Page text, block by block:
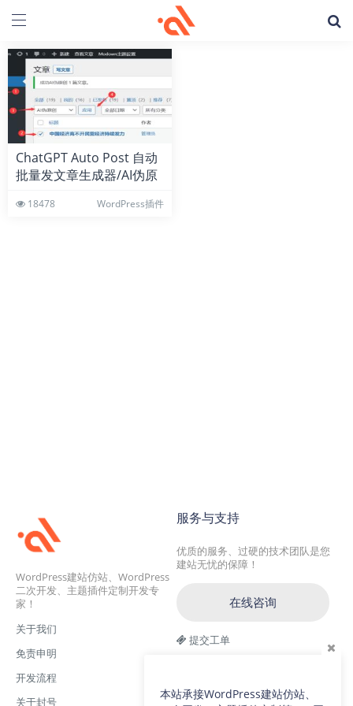
ChatGPT Auto Post 自动
批量发文章生成器/AI伪原
18478 WordPress插件
WordPress建站仿站、WordPress
二次开发、主题插件定制开发专
家！
关于我们
免责申明
开发流程
关于封号
服务与支持
优质的服务、过硬的技术团队是您
建站无忧的保障！
在线咨询
提交工单
交流二群：64786792
本站承接WordPress建站仿站、